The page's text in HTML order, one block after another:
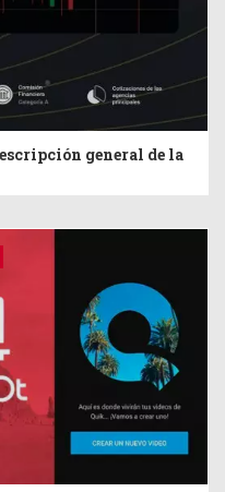
general de la